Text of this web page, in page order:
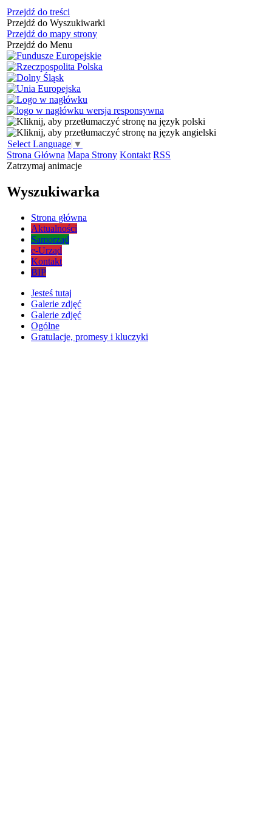
Przejdź do treści
Przejdź do Wyszukiwarki
Przejdź do mapy strony
Przejdź do Menu
Select Language ▼
Strona Główna Mapa Strony Kontakt RSS
Zatrzymaj animacje
Wyszukiwarka
Strona główna
Aktualności
Samorząd
e-Urząd
Kontakt
BIP
Jesteś tutaj
Galerie zdjęć
Galerie zdjęć
Ogólne
Gratulacje, promesy i kluczyki